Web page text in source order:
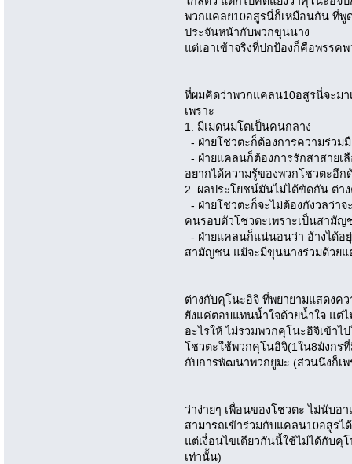
พวกแคลย10อสูรนี่ก็เหมือนกัน ที่พู
ประจันหน้ากับพวกขุนนาง
แต่เอาเข้าจริงที่ปกป้องก็คือพรรค
ที่ผมคิดว่าพวกแคลน10อสูรนี่จะม
เพราะ
1. มีเมดนมโตเป็นคนกลาง
- ฝ่ายโชวตะก็ต้องการความร่วม
- ฝ่ายแคลนก็ต้องการรักสาสายเ
อยากได้ความรู้ของพวกโชวตะอีก
2. ผลประโยชน์มันไม่ได้ขัดกัน ต่า
- ฝ่ายโชวตะก็จะไม่ต้องกังวลว่า
คนรอบตัวโชวตะเพราะเป็นสามัญ
- ฝ่ายแคลนก็แน่นอนว่า อ้างได้อ
สามัญชน แม้จะมีขุนนางร่วมด้วย
ต่างกับคุโนะอิจิ ที่พยายามแสดงค
ยังแค่ตอบแทนน้ำใจด้วยน้ำใจ แต่
อะไรให้ ไม่รวมพวกคุโนะอิจิเข้าไ
โชวตะใช้พวกคุโนอิจิ(1ใน8มังกร
กับการพัฒนาพวกยูมะ (ส่วนนึงก็เพ
ว่าง่ายๆ เพื่อนของโชวตะ ไม่นับอ
สามารถเข้าร่วมกับแคลน10อสูรไ
แต่เงื่อนไขเดียวกันนี้ใช้ไม่ได้กับคุ
เท่านั้น)